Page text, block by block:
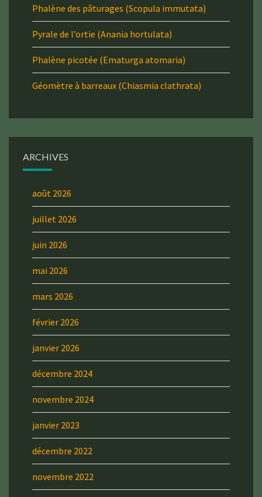
Phalène des pâturages (Scopula immutata)
Pyrale de l’ortie (Anania hortulata)
Phalène picotée (Ematurga atomaria)
Géomètre à barreaux (Chiasmia clathrata)
ARCHIVES
août 2026
juillet 2026
juin 2026
mai 2026
mars 2026
février 2026
janvier 2026
décembre 2024
novembre 2024
janvier 2023
décembre 2022
novembre 2022